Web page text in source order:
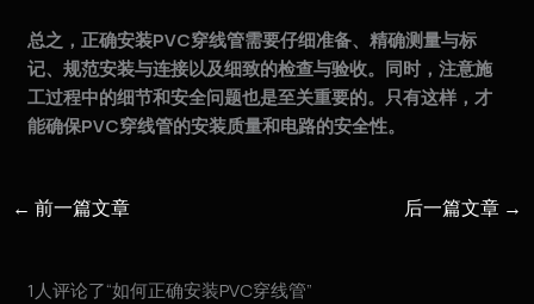
总之，正确安装PVC穿线管需要仔细准备、精确测量与标
记、规范安装与连接以及细致的检查与验收。同时，注意施
工过程中的细节和安全问题也是至关重要的。只有这样，才
能确保PVC穿线管的安装质量和电路的安全性。
← 前一篇文章 后一篇文章 →
1人评论了“如何正确安装PVC穿线管”